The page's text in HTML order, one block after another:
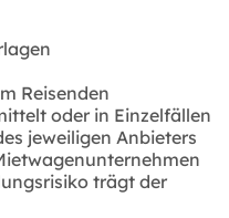
Reisenden
oder in Einzelfällen
jeweiligen Anbieters
trägt der